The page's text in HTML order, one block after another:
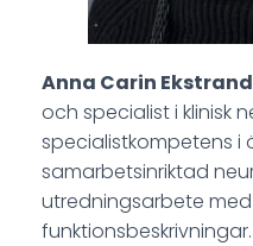
Anna Carin Ekstrand
och specialist i klinisk
specialistkompetens i
samarbetsinriktad
utredningsarbete